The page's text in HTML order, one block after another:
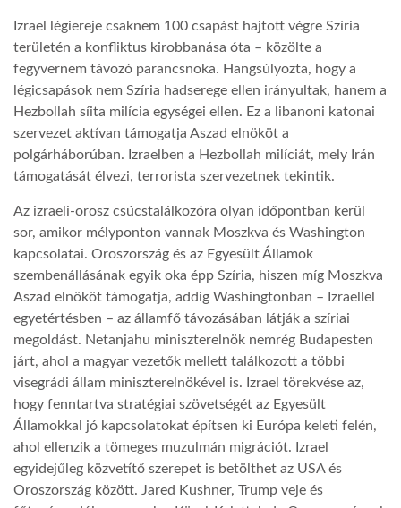
GLOBOZSARU
DOBRAVERO.HU
LATIMO.HU
Izrael légiereje csaknem 100 csapást hajtott végre Szíria
területén a konfliktus kirobbanása óta – közölte a
fegyvernem távozó parancsnoka. Hangsúlyozta, hogy a
légicsapások nem Szíria hadserege ellen irányultak, hanem a
Hezbollah síita milícia egységei ellen. Ez a libanoni katonai
szervezet aktívan támogatja Aszad elnököt a
polgárháborúban. Izraelben a Hezbollah milíciát, mely Irán
támogatását élvezi, terrorista szervezetnek tekintik.
Az izraeli-orosz csúcstalálkozóra olyan időpontban kerül
sor, amikor mélyponton vannak Moszkva és Washington
kapcsolatai. Oroszország és az Egyesült Államok
szembenállásának egyik oka épp Szíria, hiszen míg Moszkva
Aszad elnököt támogatja, addig Washingtonban – Izraellel
egyetértésben – az államfő távozásában látják a szíriai
megoldást. Netanjahu miniszterelnök nemrég Budapesten
járt, ahol a magyar vezetők mellett találkozott a többi
visegrádi állam miniszterelnökével is. Izrael törekvése az,
hogy fenntartva stratégiai szövetségét az Egyesült
Államokkal jó kapcsolatokat építsen ki Európa keleti felén,
ahol ellenzik a tömeges muzulmán migrációt. Izrael
egyidejűleg közvetítő szerepet is betölthet az USA és
Oroszország között. Jared Kushner, Trump veje és